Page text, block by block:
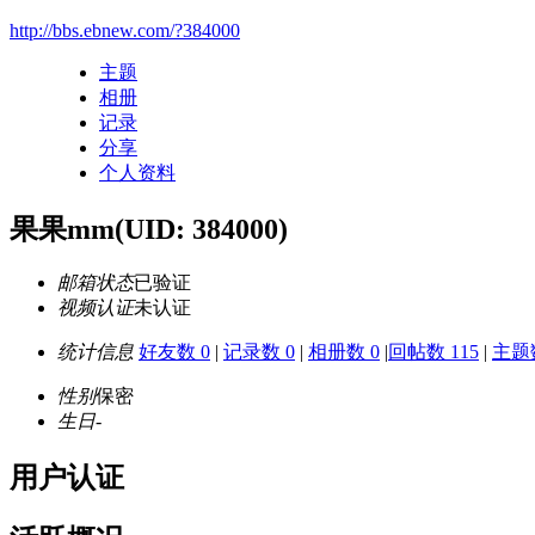
http://bbs.ebnew.com/?384000
主题
相册
记录
分享
个人资料
果果mm(UID: 384000)
邮箱状态已验证
视频认证未认证
统计信息 好友数 0 | 记录数 0 | 相册数 0 |回帖数 115 | 主题
性别保密
生日-
用户认证